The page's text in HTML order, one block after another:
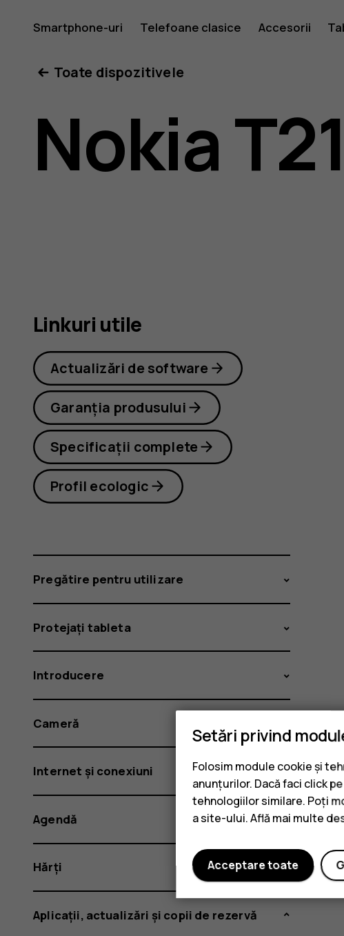
Ghid
de
utilizare
T21
Smartphone-uri Telefoane clasice Accesorii
Toate dispozitivele
Nokia T21
Linkuri utile
Actualizări de software
Garanția produsului
Specificații complete
Profil ecologic
Pregătire pentru utilizare
Protejați tableta
Introducere
Cameră
Internet și conexiuni
Agendă
Hărți
Aplicații, actualizări și copii de rezervă
Setări privind
Folosim module cookie și
anunțurilor. Dacă faci click
tehnologiilor similare. Poți
a site-ului. Află mai multe
Acceptare toate